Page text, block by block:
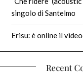
singolo di Santelmo
Erisu: è online il
Recent